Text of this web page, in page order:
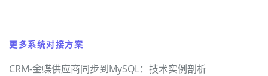
更多系统对接方案
CRM-金蝶供应商同步到MySQL：技术实例剖析